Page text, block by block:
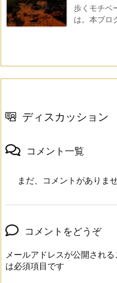
歩くモチベ
は。本ブロ
ディスカッション
コメント一覧
まだ、コメントがありま
コメントをどうぞ
メールアドレスが公開される
は必須項目です